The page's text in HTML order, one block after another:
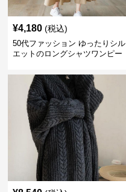
¥4,180 (税込)
50代ファッション ゆったりシル
エットのロングシャツワンピー